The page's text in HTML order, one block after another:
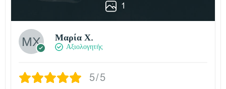
1
Μαρία Χ.
Αξιολογητής
5/5